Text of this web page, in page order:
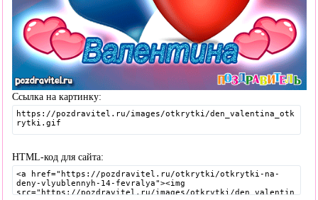
Ссылка на картинку:
HTML-код для сайта: